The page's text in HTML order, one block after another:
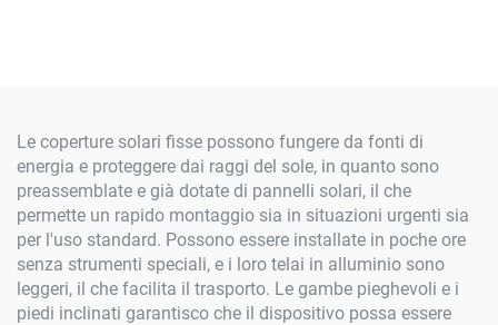
Le coperture solari fisse possono fungere da fonti di
energia e proteggere dai raggi del sole, in quanto sono
preassemblate e già dotate di pannelli solari, il che
permette un rapido montaggio sia in situazioni urgenti sia
per l'uso standard. Possono essere installate in poche ore
senza strumenti speciali, e i loro telai in alluminio sono
leggeri, il che facilita il trasporto. Le gambe pieghevoli e i
piedi inclinati garantisco che il dispositivo possa essere